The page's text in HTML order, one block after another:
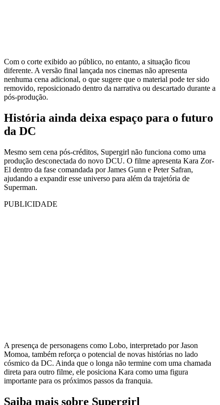
Com o corte exibido ao público, no entanto, a situação ficou
diferente. A versão final lançada nos cinemas não apresenta
nenhuma cena adicional, o que sugere que o material pode ter sido
removido, reposicionado dentro da narrativa ou descartado durante a
pós-produção.
História ainda deixa espaço para o futuro
da DC
Mesmo sem cena pós-créditos, Supergirl não funciona como uma
produção desconectada do novo DCU. O filme apresenta Kara Zor-
El dentro da fase comandada por James Gunn e Peter Safran,
ajudando a expandir esse universo para além da trajetória de
Superman.
PUBLICIDADE
A presença de personagens como Lobo, interpretado por Jason
Momoa, também reforça o potencial de novas histórias no lado
cósmico da DC. Ainda que o longa não termine com uma chamada
direta para outro filme, ele posiciona Kara como uma figura
importante para os próximos passos da franquia.
Saiba mais sobre Supergirl